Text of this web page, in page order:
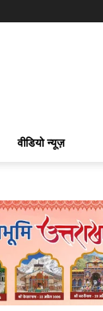
वीडियो न्यूज़